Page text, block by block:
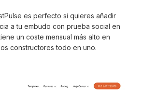
es perfecto si quieres añadir
a tu embudo con prueba social en
un coste mensual más alto en
constructores todo en uno.